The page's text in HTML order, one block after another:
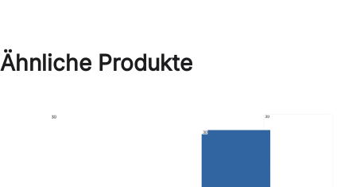
Ähnliche Produkte